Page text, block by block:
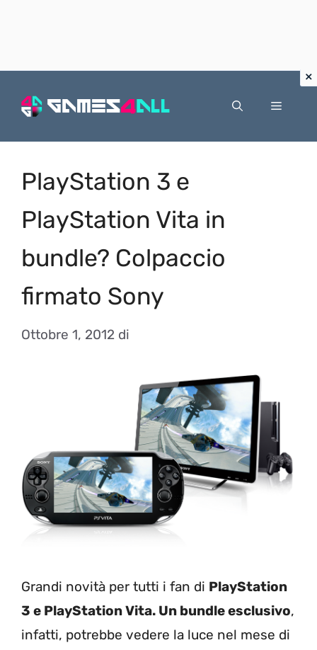
Menu
PlayStation 3 e
PlayStation Vita in
bundle? Colpaccio
firmato Sony
Ottobre 1, 2012 di
Grandi novità per tutti i fan di PlayStation
3 e PlayStation Vita. Un bundle esclusivo,
infatti, potrebbe vedere la luce nel mese di